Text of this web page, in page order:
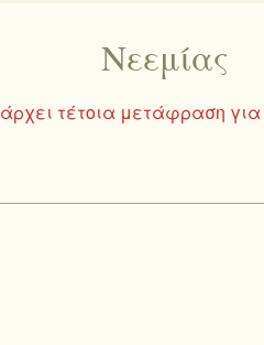
Νεεμίας
τέτοια μετάφραση για